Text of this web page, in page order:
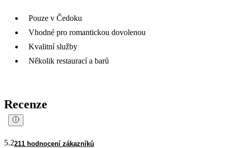
Pouze v Čedoku
Vhodné pro romantickou dovolenou
Kvalitní služby
Několik restaurací a barů
Recenze
5.2211 hodnocení zákazníků